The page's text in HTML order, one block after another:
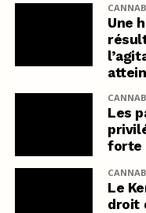
Une
Les
forte
Le
droit